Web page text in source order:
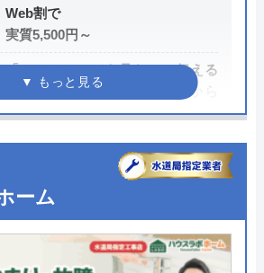
Web割で
実質5,500円～
「ホームページを見た」と伝える
だけで、WEB割で作業料金から
3,000円割引！
最短20分
年中無休
出張・見積もり無料
ーム